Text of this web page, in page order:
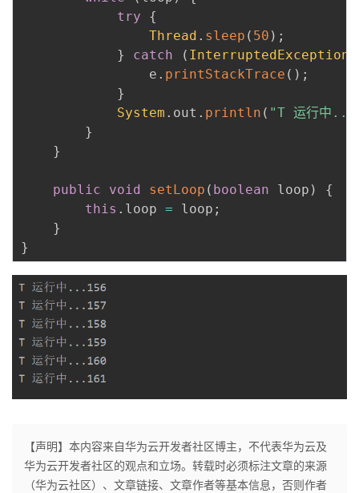
try
{
Thread . sleep ( 50 ) ;
}
catch ( InterruptedException
                e
. printStackTrace ( ) ;
}
System . out . println ( "T 运行中
}
}
public void setLoop ( boolean loop )
{
this . loop = loop ;
}
}
【声明】本内容来自华为云开发者社区博主，不代表华为云及
华为云开发者社区的观点和立场。转载时必须标注文章的来源
（华为云社区）、文章链接、文章作者等基本信息，否则作者